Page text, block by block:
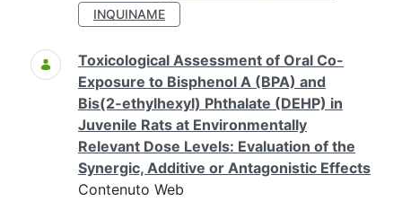
INQUINAME
Toxicological Assessment of Oral Co-
Exposure to Bisphenol A (BPA) and
Bis(2-ethylhexyl) Phthalate (DEHP) in
Juvenile Rats at Environmentally
Relevant Dose Levels: Evaluation of the
Synergic, Additive or Antagonistic Effects
Contenuto Web